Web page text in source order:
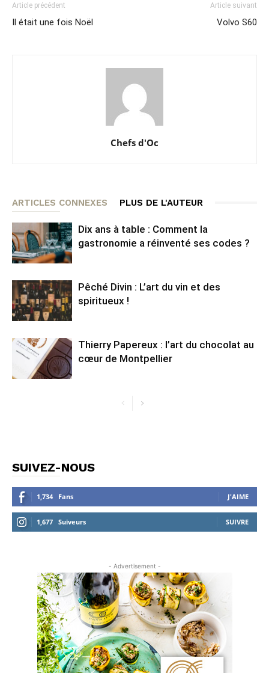
Article précédent
Il était une fois Noël
Article suivant
Volvo S60
Chefs d'Oc
ARTICLES CONNEXES PLUS DE L'AUTEUR
Dix ans à table : Comment la
gastronomie a réinventé ses codes ?
Pêché Divin : L’art du vin et des
spiritueux !
Thierry Papereux : l’art du chocolat au
cœur de Montpellier
SUIVEZ-NOUS
1,734 Fans J'AIME
1,677 Suiveurs SUIVRE
- Advertisement -